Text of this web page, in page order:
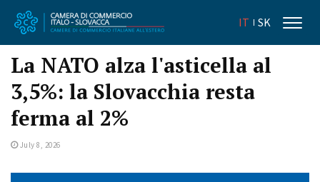
IT SK
La NATO alza l'asticella al
3,5%: la Slovacchia resta
ferma al 2%
July 8, 2026